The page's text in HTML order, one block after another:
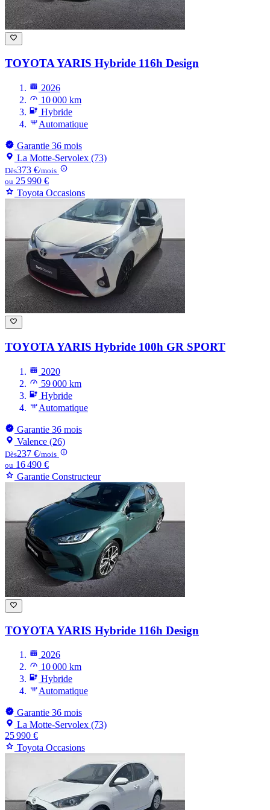
TOYOTA YARIS Hybride 116h Design
2026
10 000 km
Hybride
Automatique
Garantie 36 mois
La Motte-Servolex (73)
Dès373 €/mois
ou 25 990 €
Toyota Occasions
TOYOTA YARIS Hybride 100h GR SPORT
2020
59 000 km
Hybride
Automatique
Garantie 36 mois
Valence (26)
Dès237 €/mois
ou 16 490 €
Garantie Constructeur
TOYOTA YARIS Hybride 116h Design
2026
10 000 km
Hybride
Automatique
Garantie 36 mois
La Motte-Servolex (73)
25 990 €
Toyota Occasions